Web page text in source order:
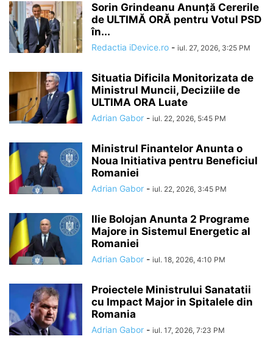
Sorin Grindeanu Anunță Cererile
de ULTIMĂ ORĂ pentru Votul PSD
în...
Redactia iDevice.ro - iul. 27, 2026, 3:25 PM
Situatia Dificila Monitorizata de
Ministrul Muncii, Deciziile de
ULTIMA ORA Luate
Adrian Gabor - iul. 22, 2026, 5:45 PM
Ministrul Finantelor Anunta o
Noua Initiativa pentru Beneficiul
Romaniei
Adrian Gabor - iul. 22, 2026, 3:45 PM
Ilie Bolojan Anunta 2 Programe
Majore in Sistemul Energetic al
Romaniei
Adrian Gabor - iul. 18, 2026, 4:10 PM
Proiectele Ministrului Sanatatii
cu Impact Major in Spitalele din
Romania
Adrian Gabor - iul. 17, 2026, 7:23 PM